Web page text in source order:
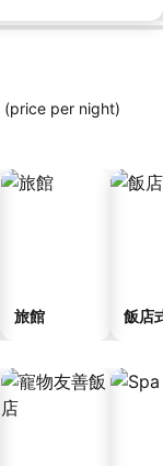
(price per night)
旅館 飯店